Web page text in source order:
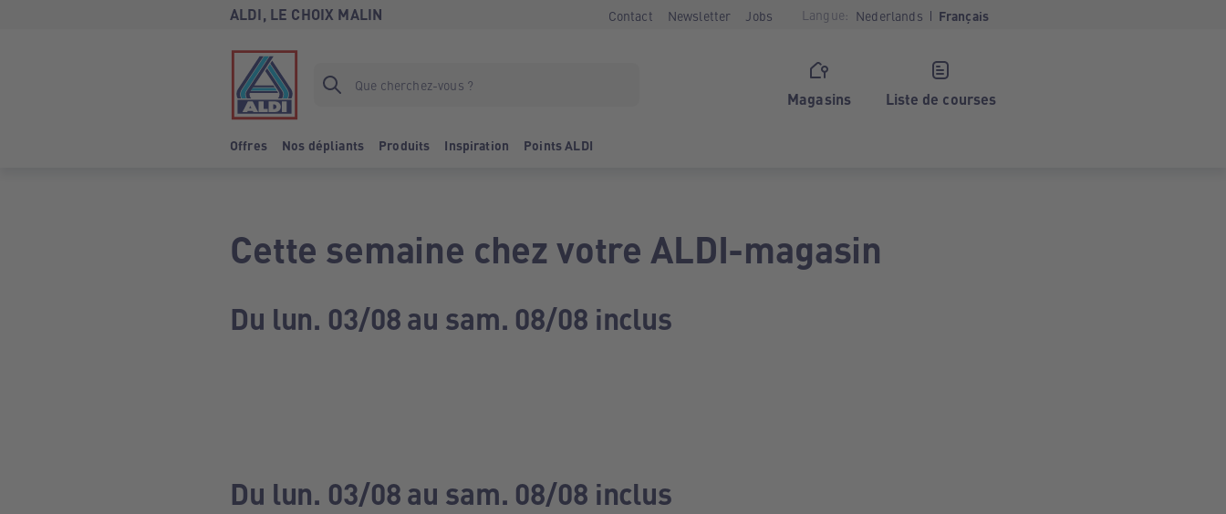
ALDI, LE CHOIX MALIN Contact Newsletter Jobs Langue: Nederlands Français
Magasins Liste de courses
Offres Nos dépliants Produits Inspiration Points ALDI
Cette semaine chez votre ALDI-magasin
Du lun. 03/08 au sam. 08/08 inclus
Du lun. 03/08 au sam. 08/08 inclus